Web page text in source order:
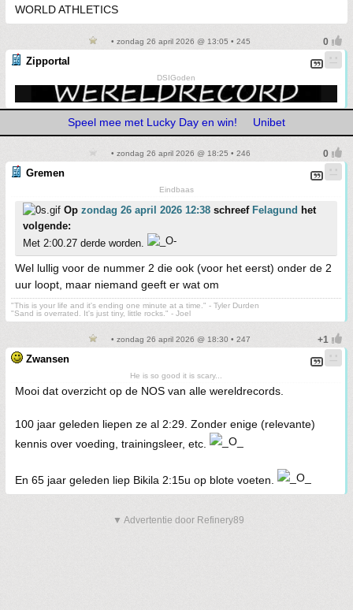
WORLD ATHLETICS
• zondag 26 april 2026 @ 13:05 • 245
Zipportal
DSIGoden
Speel mee met Lucky Day en win! Unibet
• zondag 26 april 2026 @ 18:25 • 246
Gremen
Eindbaas
Op zondag 26 april 2026 12:38 schreef Felagund het
volgende:
Met 2:00.27 derde worden.
Wel lullig voor de nummer 2 die ook (voor het eerst) onder de 2
uur loopt, maar niemand geeft er wat om
"This is your life and it's ending one minute at a time." - Tyler Durden
"Sand is overrated. It's just tiny, little rocks." - Joel
• zondag 26 april 2026 @ 18:30 • 247
Zwansen
He is so good it is scary...
Mooi dat overzicht op de NOS van alle wereldrecords.
100 jaar geleden liepen ze al 2:29. Zonder enige (relevante)
kennis over voeding, trainingsleer, etc.
En 65 jaar geleden liep Bikila 2:15u op blote voeten.
▼ Advertentie door Refinery89